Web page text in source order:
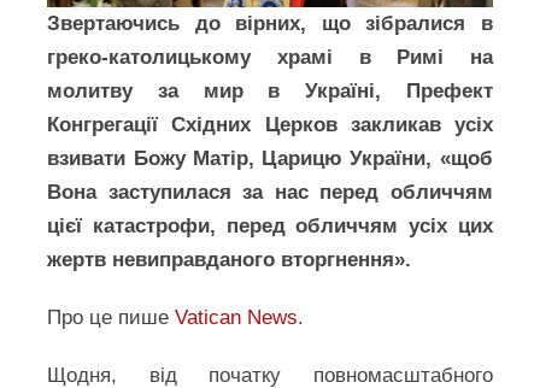
Звертаючись до вірних, що зібралися в
греко-католицькому храмі в Римі на
молитву за мир в Україні, Префект
Конгрегації Східних Церков закликав усіх
взивати Божу Матір, Царицю України, «щоб
Вона заступилася за нас перед обличчям
цієї катастрофи, перед обличчям усіх цих
жертв невиправданого вторгнення».
Про це пишеVatican News.
Щодня, від початку повномасштабного